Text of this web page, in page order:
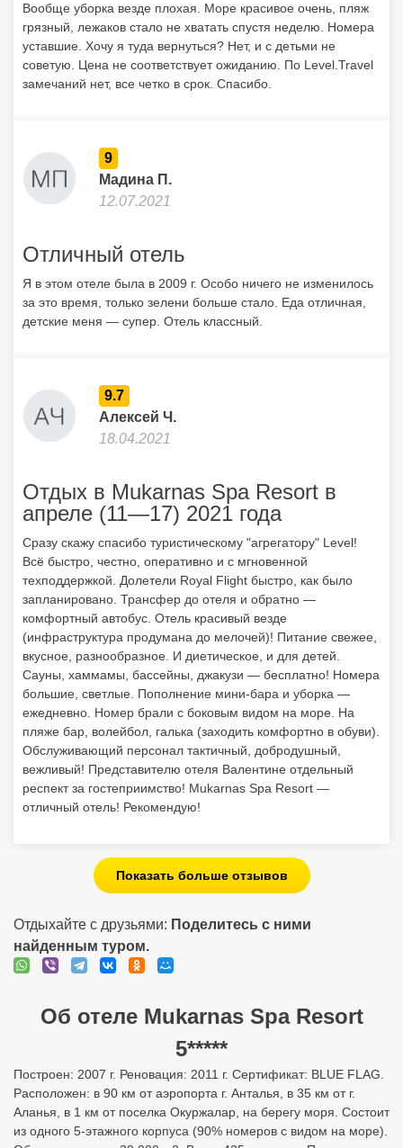
Вообще уборка везде плохая. Море красивое очень, пляж
грязный, лежаков стало не хватать спустя неделю. Номера
уставшие. Хочу я туда вернуться? Нет, и с детьми не
советую. Цена не соответствует ожиданию. По Level.Travel
замечаний нет, все четко в срок. Спасибо.
9
Мадина П.
12.07.2021
Отличный отель
Я в этом отеле была в 2009 г. Особо ничего не изменилось
за это время, только зелени больше стало. Еда отличная,
детские меня — супер. Отель классный.
9.7
Алексей Ч.
18.04.2021
Отдых в Mukarnas Spa Resort в
апреле (11—17) 2021 года
Сразу скажу спасибо туристическому "агрегатору" Level!
Всё быстро, честно, оперативно и с мгновенной
техподдержкой. Долетели Royal Flight быстро, как было
запланировано. Трансфер до отеля и обратно —
комфортный автобус. Отель красивый везде
(инфраструктура продумана до мелочей)! Питание свежее,
вкусное, разнообразное. И диетическое, и для детей.
Сауны, хаммамы, бассейны, джакузи — бесплатно! Номера
большие, светлые. Пополнение мини-бара и уборка —
ежедневно. Номер брали с боковым видом на море. На
пляже бар, волейбол, галька (заходить комфортно в обуви).
Обслуживающий персонал тактичный, добродушный,
вежливый! Представителю отеля Валентине отдельный
респект за гостеприимство! Mukarnas Spa Resort —
отличный отель! Рекомендую!
Показать больше отзывов
Отдыхайте с друзьями: Поделитесь с ними
найденным туром.
Об отеле Mukarnas Spa Resort
5*****
Построен: 2007 г. Реновация: 2011 г. Сертификат: BLUE FLAG.
Расположен: в 90 км от аэропорта г. Анталья, в 35 км от г.
Аланья, в 1 км от поселка Окуржалар, на берегу моря. Состоит
из одного 5-этажного корпуса (90% номеров с видом на море).